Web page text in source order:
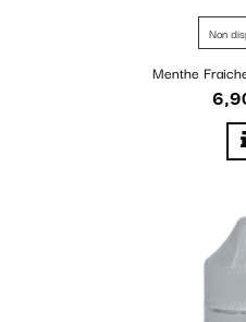
Non
Menthe